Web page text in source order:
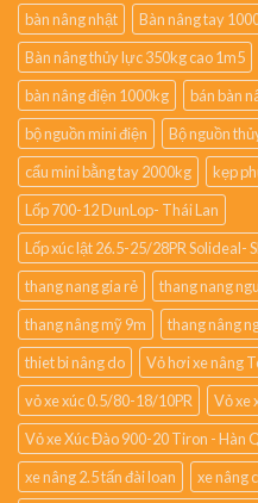
bàn nâng nhật
Bàn nâng tay
Bàn nâng thủy lực 350kg cao 1m5
bàn nâng điện 1000kg
bán bàn
bộ nguồn mini điện
Bộ nguồn
cẩu mini bằng tay 2000kg
kẹp
Lốp 700-12 DunLop- Thái Lan
Lốp xúc lật 26.5-25/28PR Solideal-
thang nang gia rẻ
thang nang
thang nâng mỹ 9m
thang nâng
thiet bi nâng do
Vỏ hơi xe nâng
vỏ xe xúc 0.5/80-18/10PR
Vỏ xe
Vỏ xe Xúc Đào 900-20 Tiron - Hàn
xe nâng 2.5 tấn đài loan
xe nâng